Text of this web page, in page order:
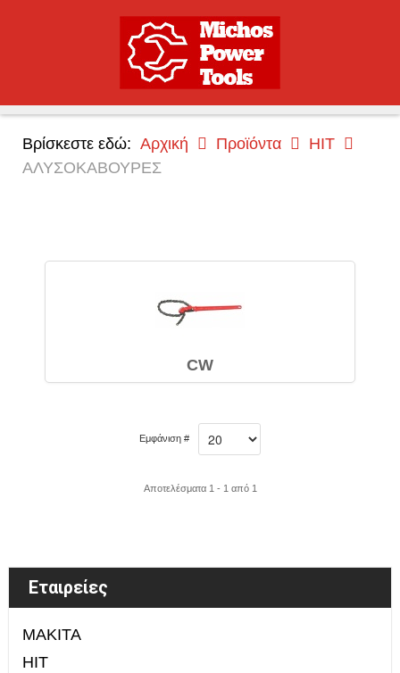
Βρίσκεστε εδώ: Αρχική Προϊόντα
HIT
ΑΛΥΣΟΚΑΒΟΥΡΕΣ
CW
Εμφάνιση #
Αποτελέσματα 1 - 1 από 1
Εταιρείες
MAKITA
HIT